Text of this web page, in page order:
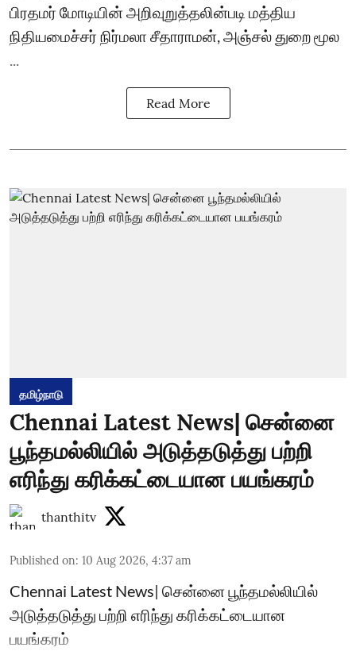
பிரதமர் மோடியின் அறிவுறுத்தலின்படி மத்திய
நிதியமைச்சர் நிர்மலா சீதாராமன், அஞ்சல் துறை மூல
...
Read More
தமிழ்நாடு
Chennai Latest News| சென்னை
பூந்தமல்லியில் அடுத்தடுத்து பற்றி
எரிந்து கரிக்கட்டையான பயங்கரம்
thanthitv
Published on: 10 Aug 2026, 4:37 am
Chennai Latest News| சென்னை பூந்தமல்லியில்
அடுத்தடுத்து பற்றி எரிந்து கரிக்கட்டையான
பயங்கரம்